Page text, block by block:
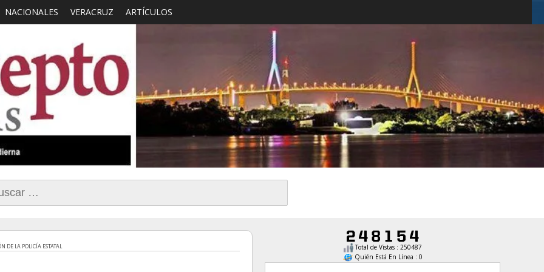
con Sentido Comun
NACIONALES VERACRUZ ARTÍCULOS
LA POLICÍA ESTATAL
Total de Vistas : 250487
Quién Está En Línea : 0